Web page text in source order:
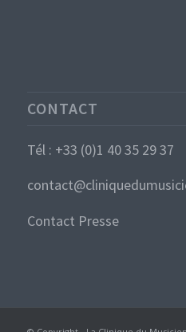
CONTACT
Tél : +33 (0)1 40 35 29 37
Contact Presse